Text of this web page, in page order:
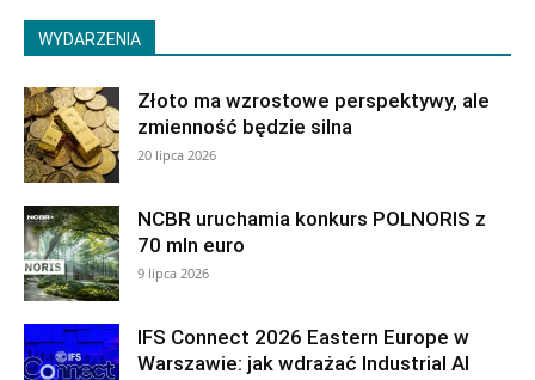
WYDARZENIA
Złoto ma wzrostowe perspektywy, ale
zmienność będzie silna
20 lipca 2026
NCBR uruchamia konkurs POLNORIS z
70 mln euro
9 lipca 2026
IFS Connect 2026 Eastern Europe w
Warszawie: jak wdrażać Industrial AI